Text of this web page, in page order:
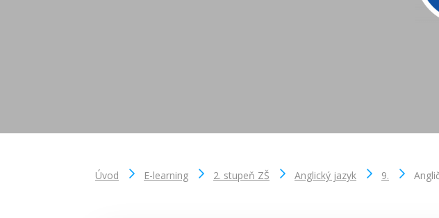
Úvod E-learning 2. stupeň ZŠ Anglický jazyk 9.